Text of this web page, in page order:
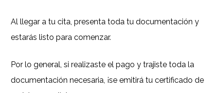
Al llegar a tu cita, presenta toda tu documentación y
estarás listo para comenzar.
Por lo general, si realizaste el pago y trajiste toda la
documentación necesaria, ¡se emitirá tu certificado de